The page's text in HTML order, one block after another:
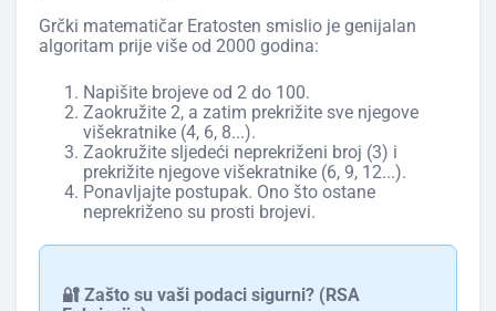
Grčki matematičar Eratosten smislio je genijalan
algoritam prije više od 2000 godina:
Napišite brojeve od 2 do 100.
Zaokružite 2, a zatim prekrižite sve njegove
višekratnike (4, 6, 8...).
Zaokružite sljedeći neprekriženi broj (3) i
prekrižite njegove višekratnike (6, 9, 12...).
Ponavljajte postupak. Ono što ostane
neprekriženo su prosti brojevi.
🔐 Zašto su vaši podaci sigurni? (RSA